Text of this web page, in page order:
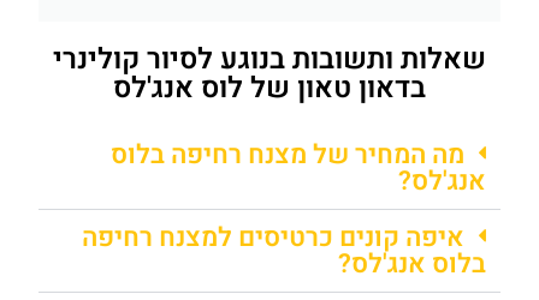
שאלות ותשובות בנוגע לסיור קולינרי
בדאון טאון של לוס אנג'לס
מה המחיר של מצנח רחיפה בלוס
אנג'לס?
איפה קונים כרטיסים למצנח רחיפה
בלוס אנג'לס?